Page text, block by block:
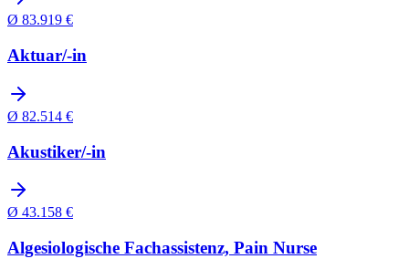
Ø 83.919 €
Aktuar/-in
Ø 82.514 €
Akustiker/-in
Ø 43.158 €
Algesiologische Fachassistenz, Pain Nurse